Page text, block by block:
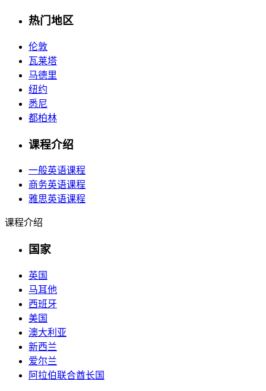
热门地区
伦敦
瓦莱塔
马德里
纽约
悉尼
都柏林
课程介绍
一般英语课程
商务英语课程
雅思英语课程
课程介绍
国家
英国
马耳他
西班牙
美国
澳大利亚
新西兰
爱尔兰
阿拉伯联合酋长国